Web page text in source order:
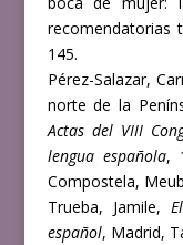
recomendatorias
145.
Pérez-Salazar,
norte de la
Actas del VIII
lengua española,
Compostela,
Trueba, Jamile,
español, Madrid,